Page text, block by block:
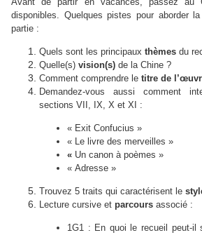
disponibles. Quelques pistes pour aborder
partie :
Quels sont les principaux thèmes du
Quelle(s) vision(s) de la Chine ?
Comment comprendre le titre de
Demandez-vous aussi comment
sections VII, IX, X et XI :
« Exit Confucius »
« Le livre des merveilles »
« Un canon à poèmes »
« Adresse »
Trouvez 5 traits qui caractérisent le
Lecture cursive et parcours associé :
1G1 : En quoi le recueil peut-il